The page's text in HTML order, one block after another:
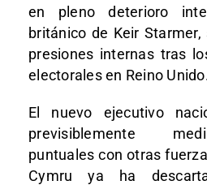
en pleno deterioro
británico de Keir Starmer,
presiones internas tras
electorales en Reino
El nuevo ejecutivo
previsiblemente
puntuales con otras
Cymru ya ha